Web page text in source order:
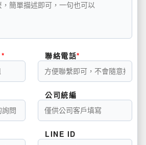
聯絡電話
公司統編
LINE ID